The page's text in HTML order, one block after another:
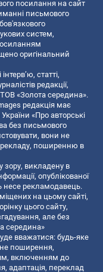
посилання на сайт
письмового
систем,
оригінальний
статті,
редакції,
«Золота середина».
редакція має
«Про авторські
без письмового
вони не
поширенню в
зору, викладену в
опублікованої
несе рекламодавець.
на цьому сайті,
цього сайту,
але без
середина»
вважатися: будь-яке
поширення,
включенням до
адаптація, переклад